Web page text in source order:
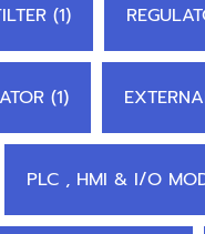
(1)
(1)
PLC , HMI & I/O